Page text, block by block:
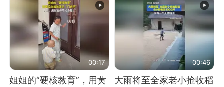
到又舞又武的？
00:17
姐姐的“硬核教育”，用黄
00:46
大雨将至全家老小抢收稻